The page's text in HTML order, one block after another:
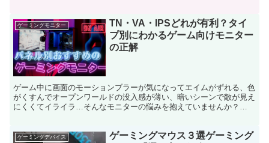
ゲーミングモニター
TN・VA・IPSどれが有利？タイ
プ別にわかるゲーム向けモニター
の正解
ゲーム中に画面のモーションブラーが気になってエイムがずれる、色
がくすんでオープンワールドの没入感が薄い、暗いシーンで敵が見え
にくくてイライラ…そんなモニターの悩みを抱えていませんか？
ゲーミングデバイス
ゲーミングマウス３選ゲーミング